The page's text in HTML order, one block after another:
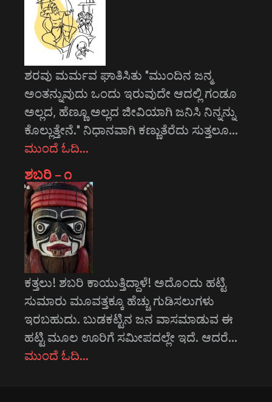
ಶರವು ಮರ್ಮವ ಘಾತಿಸಿತು "ಮುಂದಿನ ಜನ್ಮ
ಅಂತನ್ನುವುದು ಒಂದು ಇರುವುದೇ ಆದಲ್ಲಿ ಗಂಡೂ
ಅಲ್ಲದ, ಹೆಣ್ಣೂ ಅಲ್ಲದ ಜೀವಿಯಾಗಿ ಜನಿಸಿ ನಿನ್ನನ್ನು
ಕೊಲ್ಲುತ್ತೇನೆ." ನಿಧಾನವಾಗಿ ಕಣ್ಣುತೆರೆದು ಸುತ್ತಲೂ…
ಮುಂದೆ ಓದಿ…
ಶಬರಿ – ೧
ಕತ್ತಲು! ಶಬರಿ ಕಾಯುತ್ತಿದ್ದಾಳೆ! ಅದೊಂದು ಹಟ್ಟಿ
ಸುಮಾರು ಮೂವತ್ತಕ್ಕೂ ಹೆಚ್ಚು ಗುಡಿಸಲುಗಳು
ಇರಬಹುದು. ಬುಡಕಟ್ಟಿನ ಜನ ವಾಸಮಾಡುವ ಈ
ಹಟ್ಟಿ ಮೂಲ ಊರಿಗೆ ಸಮೀಪದಲ್ಲೇ ಇದೆ. ಆದರೆ…
ಮುಂದೆ ಓದಿ…